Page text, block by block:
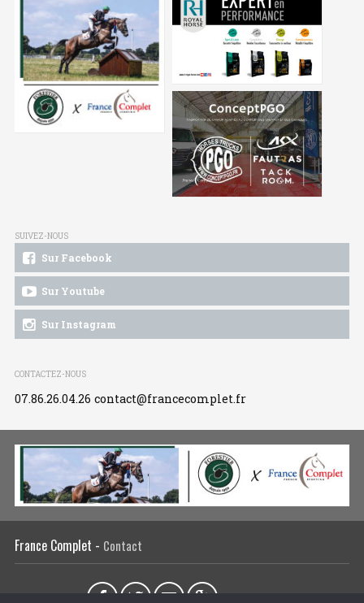
SUIVEZ-NOUS
Sur Facebook
Sur Youtube
Sur Instagram
CONTACTEZ-NOUS
07.86.26.04.26 contact@francecomplet.fr
France Complet - Contact